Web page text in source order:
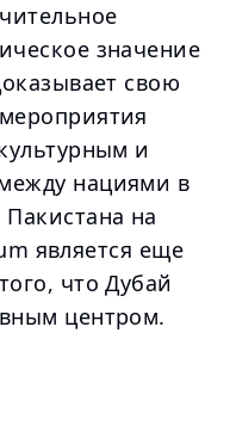
значение
свою
и
нациями в
на
является еще
что Дубай
центром.